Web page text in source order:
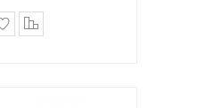
В закладки